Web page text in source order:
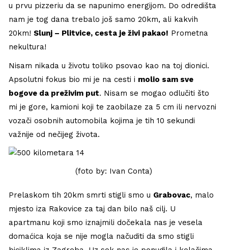
u prvu pizzeriu da se napunimo energijom. Do odredišta
nam je tog dana trebalo još samo 20km, ali kakvih
20km!Slunj – Plitvice, cesta je živi pakao! Prometna
nekultura!
Nisam nikada u životu toliko psovao kao na toj dionici.
Apsolutni fokus bio mi je na cesti i molio sam sve
bogove da preživim put. Nisam se mogao odlučiti što
mi je gore, kamioni koji te zaobilaze za 5 cm ili nervozni
vozači osobnih automobila kojima je tih 10 sekundi
važnije od nečijeg života.
(foto by: Ivan Conta)
Prelaskom tih 20km smrti stigli smo u Grabovac, malo
mjesto iza Rakovice za taj dan bilo naš cilj. U
apartmanu koji smo iznajmili dočekala nas je vesela
domaćica koja se nije mogla načuditi da smo stigli